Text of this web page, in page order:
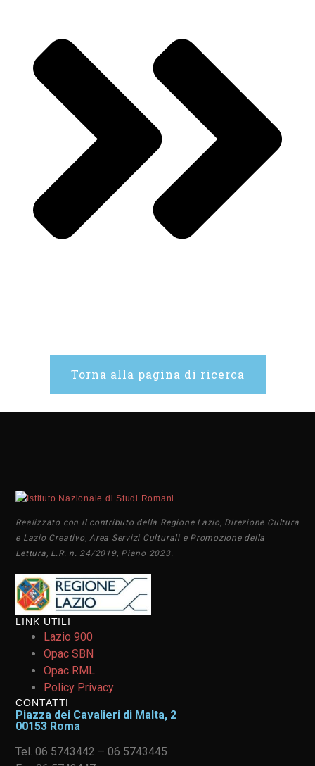
Torna alla pagina di ricerca
Realizzato con il contributo della Regione Lazio, Direzione Cultura
e Lazio Creativo, Area Servizi Culturali e Promozione della
Lettura, L.R. n. 24/2019, Piano 2023.
LINK UTILI
Lazio 900
Opac SBN
Opac RML
Policy Privacy
CONTATTI
Piazza dei Cavalieri di Malta, 2
00153 Roma
Tel. 06 5743442 – 06 5743445